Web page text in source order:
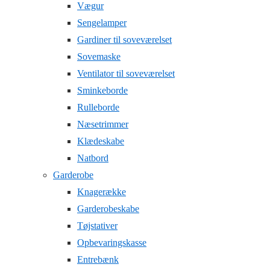
Vægur
Sengelamper
Gardiner til soveværelset
Sovemaske
Ventilator til soveværelset
Sminkeborde
Rulleborde
Næsetrimmer
Klædeskabe
Natbord
Garderobe
Knagerække
Garderobeskabe
Tøjstativer
Opbevaringskasse
Entrebænk